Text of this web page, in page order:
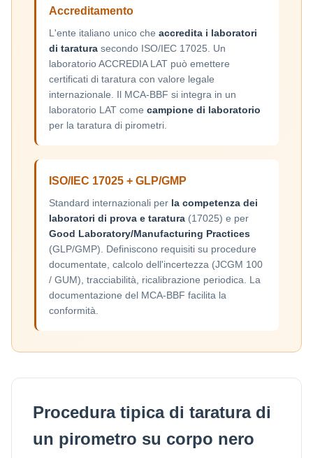
Accreditamento
L'ente italiano unico che accredita i laboratori
di taratura secondo ISO/IEC 17025. Un
laboratorio ACCREDIA LAT può emettere
certificati di taratura con valore legale
internazionale. Il MCA-BBF si integra in un
laboratorio LAT come campione di laboratorio
per la taratura di pirometri.
ISO/IEC 17025 + GLP/GMP
Standard internazionali per la competenza dei
laboratori di prova e taratura (17025) e per
Good Laboratory/Manufacturing Practices
(GLP/GMP). Definiscono requisiti su procedure
documentate, calcolo dell'incertezza (JCGM 100
/ GUM), tracciabilità, ricalibrazione periodica. La
documentazione del MCA-BBF facilita la
conformità.
Procedura tipica di taratura di
un pirometro su corpo nero